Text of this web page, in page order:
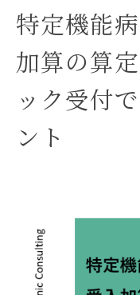
特定機能
加算の算
ック受付
ント